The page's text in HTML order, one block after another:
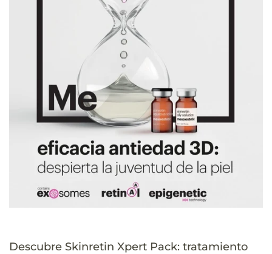
Descubre Skinretin Xpert Pack: tratamiento